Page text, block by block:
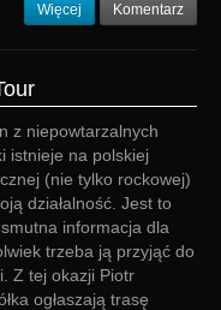
Więcej Komentarz
z niepowtarzalnych
istnieje na polskiej
(nie tylko rockowej)
działalność. Jest to
informacja dla
trzeba ją przyjąć do
Z tej okazji Piotr
ogłaszają trasę